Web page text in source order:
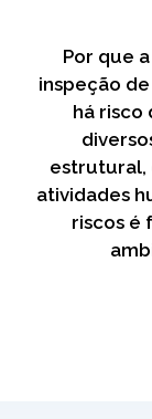
Por que
inspeção
há risco
estrutural,
atividades
riscos é